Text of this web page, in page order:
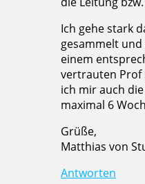
Ich gehe stark
gesammelt
einem
vertrauten Prof
ich mir auch
maximal 6
Grüße,
Matthias von
Antworten